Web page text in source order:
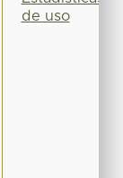
de uso